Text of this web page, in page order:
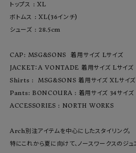
トップス : XL
ボトムス : XL(36インチ)
シューズ : 28.5cm
CAP: MSG&SONS  着用サイズ Lサイズ
JACKET：A VONTADE 着用サイズ Lサイズ
Shirts :  MSG&SONS 着用サイズ XLサイズ
Pants: BONCOURA : 着用サイズ 34サイズ
ACCESSORIES : NORTH WORKS
Arch別注アイテムを中心にしたスタイリング。